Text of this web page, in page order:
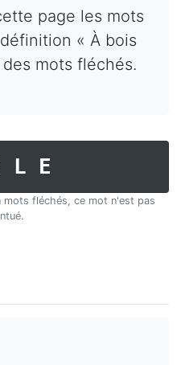
page les mots
« À bois
mots fléchés.
mots fléchés, ce mot n'est pas